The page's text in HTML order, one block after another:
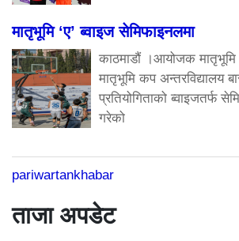
मातृभूमि ‘ए’ ब्वाइज सेमिफाइनलमा
काठमाडौं ।आयोजक मातृभूमि
मातृभूमि कप अन्तरविद्यालय
प्रतियोगिताको ब्वाइजतर्फ
गरेको
pariwartankhabar
ताजा अपडेट